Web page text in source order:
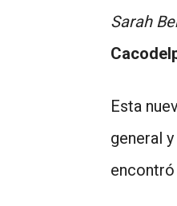
Sarah
Esta
general